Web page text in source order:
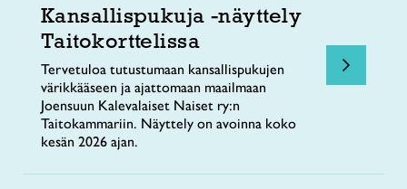
Kansallispukuja -näyttely
Taitokorttelissa
Tervetuloa tutustumaan kansallispukujen
värikkääseen ja ajattomaan maailmaan
Joensuun Kalevalaiset Naiset ry:n
Taitokammariin. Näyttely on avoinna koko
kesän 2026 ajan.